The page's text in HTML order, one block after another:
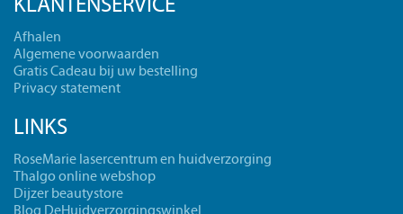
Afhalen
Algemene voorwaarden
Gratis Cadeau bij uw bestelling
Privacy statement
LINKS
RoseMarie lasercentrum en huidverzorging
Thalgo online webshop
Dijzer beautystore
Blog DeHuidverzorgingswinkel